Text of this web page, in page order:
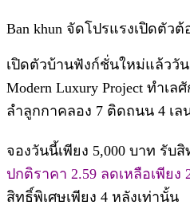
Ban khun จัดโปรแรงเปิดตัว
เปิดตัวบ้านฟังก์ชั่นใหม่แล้ววั
Modern Luxury Project ทำเ
ลำลูกกาคลอง 7 ติดถนน 4 เล
จองวันนี้เพียง 5,000 บาท รับ
ปกติราคา 2.59 ลดเหลือเพียง
สิทธิ์พิเศษเพียง 4 หลังเท่านั้น